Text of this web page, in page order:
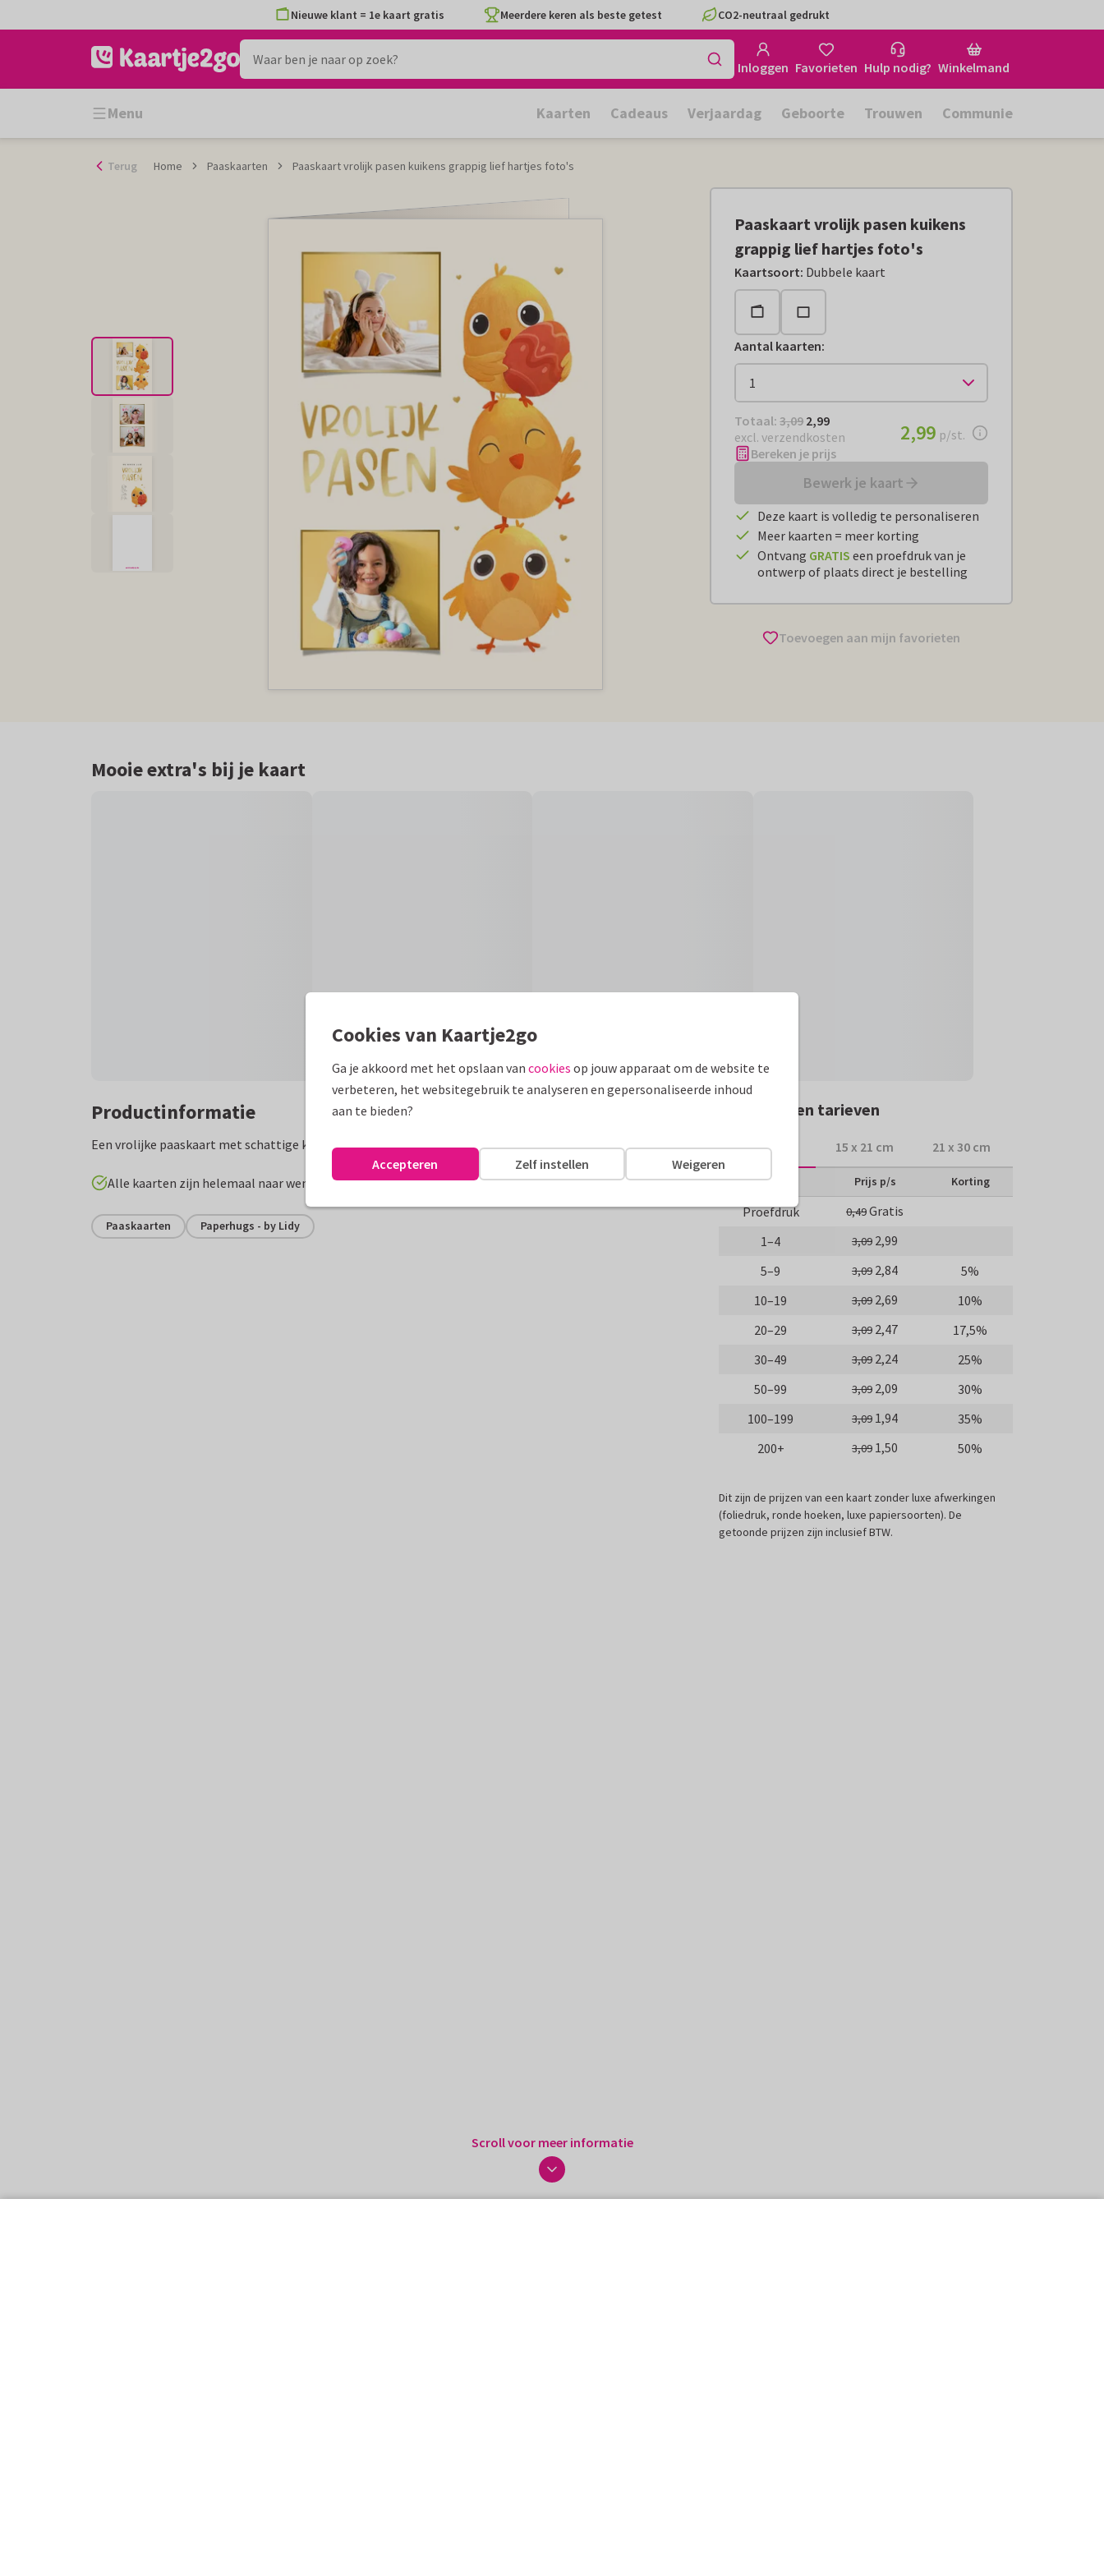
naar
Nieuwe klant = 1e kaart gratis Meerdere keren als beste getest CO2-neutraal gedrukt
Inloggen Favorieten Hulp nodig? Winkelmand
Menu Kaarten Cadeaus Verjaardag Geboorte Trouwen Communie
Terug Home Paaskaarten Paaskaart vrolijk pasen kuikens grappig lief hartjes foto's
Paaskaart vrolijk pasen kuikens
grappig lief hartjes foto's
Kaartsoort: Dubbele kaart
Aantal kaarten:
Totaal: € 2,99
Totaal: 3,09 2,99
excl. verzendkosten
€ 2,99per stuk
2,99 p/st.
Bereken je prijs
Bewerk je kaart
Deze kaart is volledig te personaliseren
Meer kaarten = meer korting
Ontvang GRATIS een proefdruk van je
ontwerp of plaats direct je bestelling
Toevoegen aan mijn favorieten
Mooie extra's bij je kaart
Productinformatie
Een vrolijke paaskaart met schattige kuikentjes, paasei, hartjes en eigen foto's.
Alle kaarten zijn helemaal naar wens aan te passen
Paaskaarten Paperhugs - by Lidy
Formaten en tarieven
10 x 15 cm 15 x 21 cm 21 x 30 cm
Aantal Prijs p/s Korting
Proefdruk 0,49Gratis
1–4
3,09 2,99
5–9
3,09 2,84
5%
10–19
3,09 2,69
10%
20–29
3,09 2,47
17,5%
30–49
3,09 2,24
25%
50–99
3,09 2,09
30%
100–199
3,09 1,94
35%
200+
3,09 1,50 50%
Dit zijn de prijzen van een kaart zonder luxe afwerkingen
(foliedruk, ronde hoeken, luxe papiersoorten). De
getoonde prijzen zijn inclusief BTW.
Scroll voor meer informatie
Cookies van Kaartje2go
Ga je akkoord met het opslaan van cookies op jouw apparaat om de website te
verbeteren, het websitegebruik te analyseren en gepersonaliseerde inhoud
aan te bieden?
Weigeren
Zelf instellen
Accepteren